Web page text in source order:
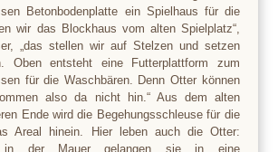
Betonbodenplatte ein Spielhaus für die
wir das Blockhaus vom alten Spielplatz“,
„das stellen wir auf Stelzen und setzen
Oben entsteht eine Futterplattform zum
für die Waschbären. Denn Otter können
also da nicht hin.“ Aus dem alten
Ende wird die Begehungsschleuse für die
Areal hinein. Hier leben auch die Otter:
in der Mauer gelangen sie in eine